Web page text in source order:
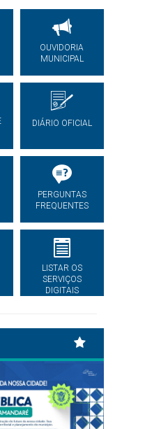
OUVIDORIA
MUNICIPAL
DIÁRIO OFICIAL
PERGUNTAS
FREQUENTES
LISTAR OS
SERVIÇOS
DIGITAIS